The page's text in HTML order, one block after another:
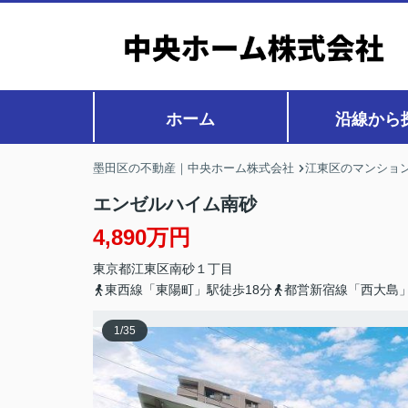
ホーム 沿線から
墨田区の不動産｜中央ホーム株式会社 江東区のマンショ
エンゼルハイム南砂
4,890万円
東京都江東区南砂 １丁目
東西線「東陽町」駅徒歩18分
都営新宿線「西大島
1/35